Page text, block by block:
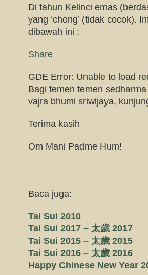
Di tahun Kelinci emas
yang ‘chong’ (tidak cocok).
dibawah ini :
Share
GDE Error: Unable to load
Bagi temen temen
vajra bhumi sriwijaya,
Terima kasih
Om Mani Padme Hum!
Baca juga:
Tai Sui 2010
Tai Sui 2017 – 太歲 2017
Tai Sui 2015 – 太歲 2015
Tai Sui 2016 – 太歲 2016
Happy Chinese New Year